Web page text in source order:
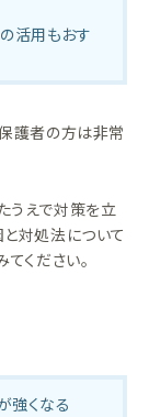
活用もおす
護者の方は非常
うえで対策を立
対処法について
ください。
強くなる